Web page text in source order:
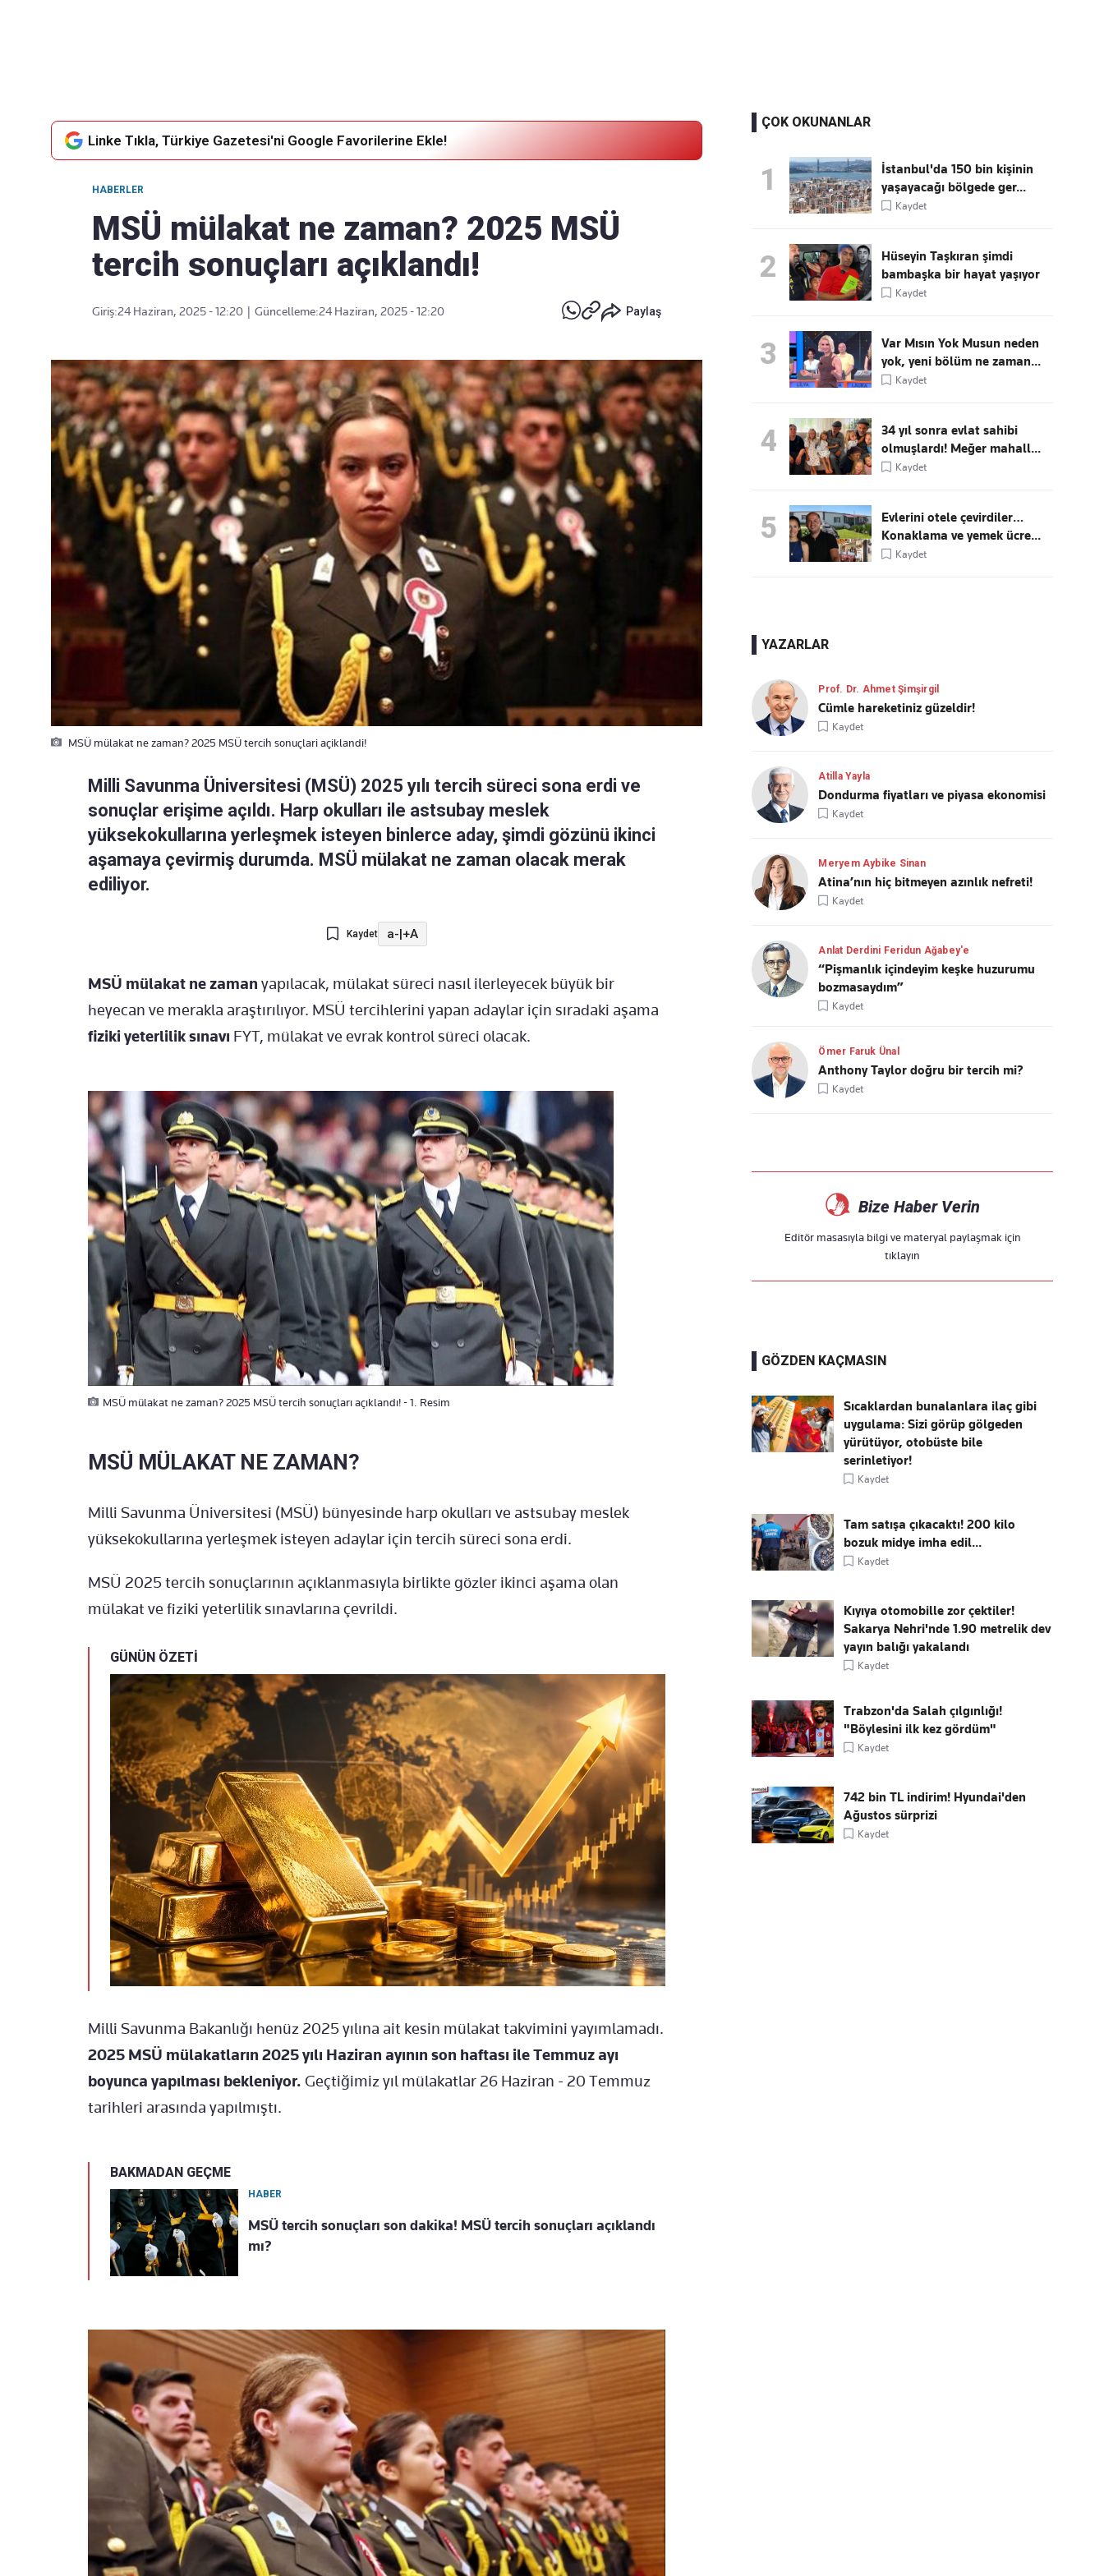
Linke Tıkla, Türkiye Gazetesi'ni Google Favorilerine Ekle!
HABERLER
MSÜ mülakat ne zaman? 2025 MSÜ
tercih sonuçları açıklandı!
Giriş:24 Haziran, 2025 - 12:20 Güncelleme:24 Haziran, 2025 - 12:20 Paylaş
MSÜ mülakat ne zaman? 2025 MSÜ tercih sonuçlari açiklandi!
Milli Savunma Üniversitesi (MSÜ) 2025 yılı tercih süreci sona erdi ve
sonuçlar erişime açıldı. Harp okulları ile astsubay meslek
yüksekokullarına yerleşmek isteyen binlerce aday, şimdi gözünü ikinci
aşamaya çevirmiş durumda. MSÜ mülakat ne zaman olacak merak
ediliyor.
Kaydet a-|+A
MSÜ mülakat ne zaman yapılacak, mülakat süreci nasıl ilerleyecek büyük bir
heyecan ve merakla araştırılıyor. MSÜ tercihlerini yapan adaylar için sıradaki aşama
fiziki yeterlilik sınavı FYT, mülakat ve evrak kontrol süreci olacak.
MSÜ mülakat ne zaman? 2025 MSÜ tercih sonuçları açıklandı! - 1. Resim
MSÜ MÜLAKAT NE ZAMAN?
Milli Savunma Üniversitesi (MSÜ) bünyesinde harp okulları ve astsubay meslek
yüksekokullarına yerleşmek isteyen adaylar için tercih süreci sona erdi.
MSÜ 2025 tercih sonuçlarının açıklanmasıyla birlikte gözler ikinci aşama olan
mülakat ve fiziki yeterlilik sınavlarına çevrildi.
GÜNÜN ÖZETİ
Milli Savunma Bakanlığı henüz 2025 yılına ait kesin mülakat takvimini yayımlamadı.
2025 MSÜ mülakatların 2025 yılı Haziran ayının son haftası ile Temmuz ayı
boyunca yapılması bekleniyor. Geçtiğimiz yıl mülakatlar 26 Haziran - 20 Temmuz
tarihleri arasında yapılmıştı.
BAKMADAN GEÇME
HABER
MSÜ tercih sonuçları son dakika! MSÜ tercih sonuçları açıklandı
mı?
ÇOK OKUNANLAR
1
İstanbul'da 150 bin kişinin
yaşayacağı bölgede ger...
Kaydet
2
Hüseyin Taşkıran şimdi
bambaşka bir hayat yaşıyor
Kaydet
3
Var Mısın Yok Musun neden
yok, yeni bölüm ne zaman...
Kaydet
4
34 yıl sonra evlat sahibi
olmuşlardı! Meğer mahall...
Kaydet
5
Evlerini otele çevirdiler…
Konaklama ve yemek ücre...
Kaydet
YAZARLAR
Prof. Dr. Ahmet Şimşirgil
Cümle hareketiniz güzeldir!
Kaydet
Atilla Yayla
Dondurma fiyatları ve piyasa ekonomisi
Kaydet
Meryem Aybike Sinan
Atina’nın hiç bitmeyen azınlık nefreti!
Kaydet
Anlat Derdini Feridun Ağabey'e
“Pişmanlık içindeyim keşke huzurumu
bozmasaydım”
Kaydet
Ömer Faruk Ünal
Anthony Taylor doğru bir tercih mi?
Kaydet
Bize Haber Verin
Editör masasıyla bilgi ve materyal paylaşmak için
tıklayın
GÖZDEN KAÇMASIN
Sıcaklardan bunalanlara ilaç gibi
uygulama: Sizi görüp gölgeden
yürütüyor, otobüste bile
serinletiyor!
Kaydet
Tam satışa çıkacaktı! 200 kilo
bozuk midye imha edil...
Kaydet
Kıyıya otomobille zor çektiler!
Sakarya Nehri'nde 1.90 metrelik dev
yayın balığı yakalandı
Kaydet
Trabzon'da Salah çılgınlığı!
"Böylesini ilk kez gördüm"
Kaydet
742 bin TL indirim! Hyundai'den
Ağustos sürprizi
Kaydet